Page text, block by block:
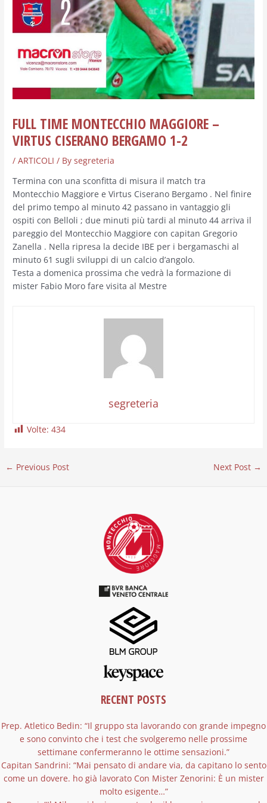
FULL TIME MONTECCHIO MAGGIORE –
VIRTUS CISERANO BERGAMO 1-2
/ARTICOLI / Bysegreteria
Termina con una sconfitta di misura il match tra
Montecchio Maggiore e Virtus Ciserano Bergamo . Nel finire
del primo tempo al minuto 42 passano in vantaggio gli
ospiti con Belloli ; due minuti più tardi al minuto 44 arriva il
pareggio del Montecchio Maggiore con capitan Gregorio
Zanella . Nella ripresa la decide IBE per i bergamaschi al
minuto 61 sugli sviluppi di un calcio d’angolo.
Testa a domenica prossima che vedrà la formazione di
mister Fabio Moro fare visita al Mestre
segreteria
Volte: 434
← Previous Post Next Post →
RECENT POSTS
Prep. Atletico Bedin: “Il gruppo sta lavorando con grande impegno
e sono convinto che i test che svolgeremo nelle prossime
settimane confermeranno le ottime sensazioni.”
Capitan Sandrini: “Mai pensato di andare via, da capitano lo sento
come un dovere. ho già lavorato Con Mister Zenorini: È un mister
molto esigente…”